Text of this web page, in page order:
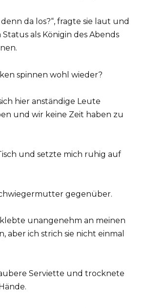
denn da los?“, fragte sie laut und
als Königin des Abends
spinnen wohl wieder?
hier anständige Leute
und wir keine Zeit haben zu
und setzte mich ruhig auf
gegenüber.
klebte unangenehm an meinen
aber ich strich sie nicht einmal
Serviette und trocknete